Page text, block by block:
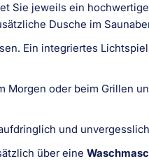
Sie jeweils ein
Dusche im
Ein integriertes Lichtspiel
Morgen oder beim Grillen
und
über eine